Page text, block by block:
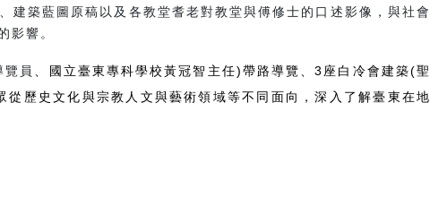
建築藍圖原稿以及各教堂耆老對教堂與傅修士的口述影像，與社會
影響。
覽員 、國立臺東專科學校黃冠智主任)帶路導覽、3座白冷會建築(聖
歷史文化與宗教人文與藝術領域等不同面向，深入了解臺東在地